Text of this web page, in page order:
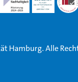
Hamburg. Alle